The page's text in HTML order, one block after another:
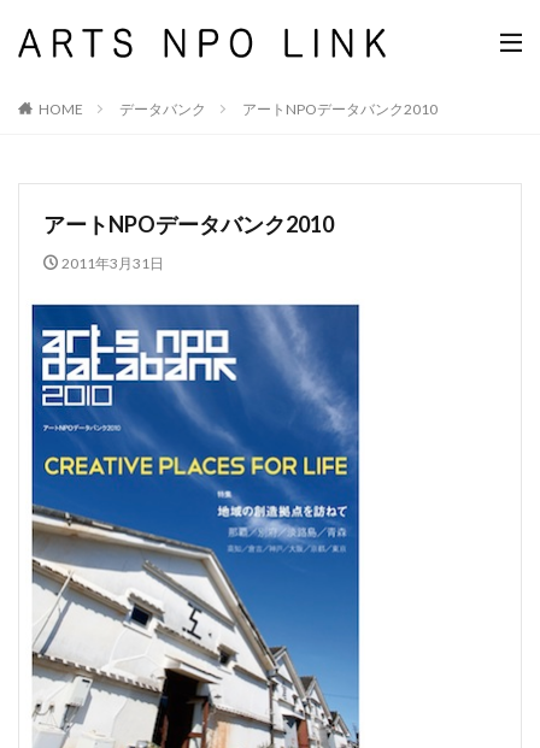
HOME データバンク アートNPOデータバンク2010
アートNPOデータバンク2010
2011年3月31日